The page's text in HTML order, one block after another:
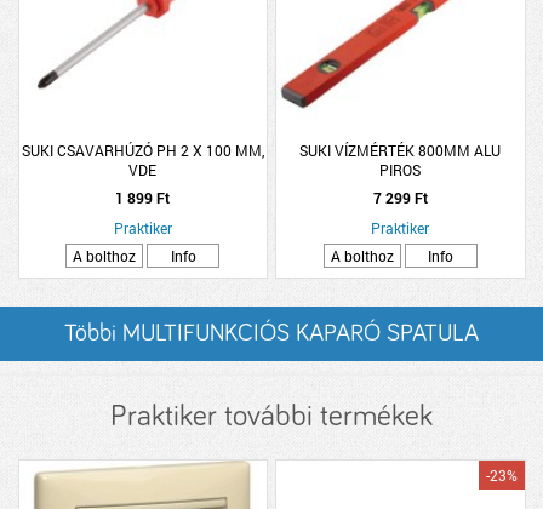
SUKI CSAVARHÚZÓ PH 2 X 100 MM,
VDE
1 899 Ft
Praktiker
A bolthoz
Info
SUKI VÍZMÉRTÉK 800MM ALU
PIROS
7 299 Ft
Praktiker
A bolthoz
Info
Többi MULTIFUNKCIÓS KAPARÓ SPATULA
Praktiker további termékek
-23%